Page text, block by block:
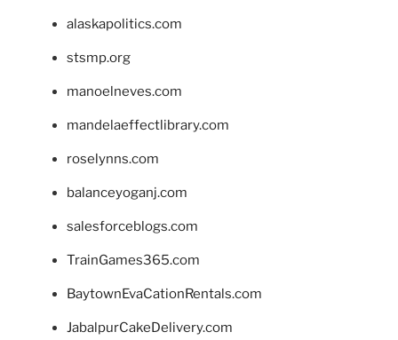
alaskapolitics.com
stsmp.org
manoelneves.com
mandelaeffectlibrary.com
roselynns.com
balanceyoganj.com
salesforceblogs.com
TrainGames365.com
BaytownEvaCationRentals.com
JabalpurCakeDelivery.com